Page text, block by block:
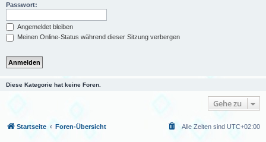
Passwort:
Angemeldet bleiben
Meinen Online-Status während dieser Sitzung verbergen
Diese Kategorie hat keine Foren.
Gehe zu
Startseite Foren-Übersicht Alle Zeiten sind UTC+02:00